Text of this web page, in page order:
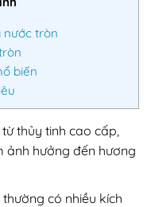
tròn
biến
thủy tinh cao cấp,
ảnh hưởng đến hương
có nhiều kích